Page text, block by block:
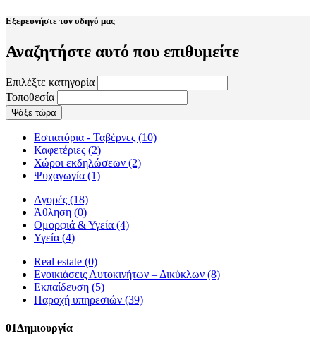
Εξερευνήστε τον οδηγό μας
Αναζητήστε αυτό που επιθυμείτε
Επιλέξτε κατηγορία
Τοποθεσία
Εστιατόρια - Ταβέρνες (10)
Καφετέριες (2)
Χώροι εκδηλώσεων (2)
Ψυχαγωγία (1)
Αγορές (18)
Άθληση (0)
Ομορφιά & Υγεία (4)
Υγεία (4)
Real estate (0)
Ενοικιάσεις Αυτοκινήτων – Δικύκλων (8)
Εκπαίδευση (5)
Παροχή υπηρεσιών (39)
01Δημιουργία